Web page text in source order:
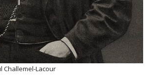
Challemel-Lacour